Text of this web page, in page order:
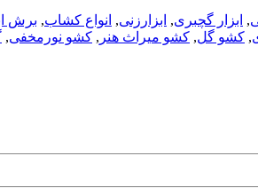
, ابزار گچبری, ابزارزنی, انواع کشاب, برش
, کشو گل, کشو میراث هنر , کشو نورمخفی,